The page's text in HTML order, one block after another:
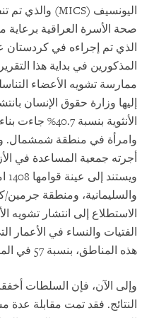
اليونسيف (MICS
)
صحة الأسرة العراقية برعاية
المذكورين في بداية هذا
ممارسة تشويه الأعضاء
إليها وزارة حقوق الإنسان
وامرأة في منطقة شمشمال.
أجرته جمعية المساعدة في
والسليمانية، ومنطقة
الاستطلاع إلى انتشار تشويه
هذه المناطق، بنسبة 57 في المائة.
وإلى الآن، فإن السلطات
النتائج. فقد تمت مقابلة عدة